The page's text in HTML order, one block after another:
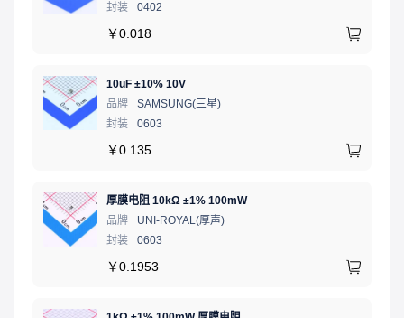
封装
0402
￥0.018
10uF ±10% 10V
品牌
SAMSUNG(三星)
封装
0603
￥0.135
厚膜电阻 10kΩ ±1% 100mW
品牌
UNI-ROYAL(厚声)
封装
0603
￥0.1953